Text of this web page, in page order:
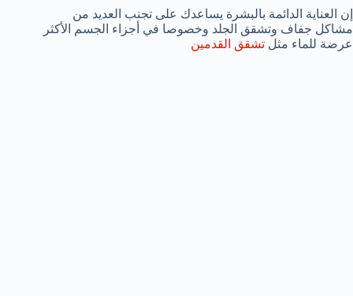
إن العناية الدائمة بالبشرة يساعدك على تجنب العديد من
مشاكل جفاف وتشقق الجلد وخصوصا في أجزاء الجسم الأكثر
عرضة للماء مثل تشقق القدمين